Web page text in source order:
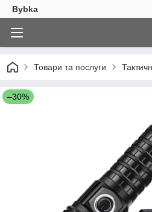
Bybka
Товари та послуги
–30%